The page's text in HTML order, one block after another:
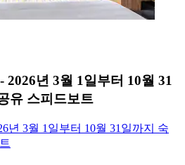
2026년 3월 1일부터 10월 31
유 스피드보트
년 3월 1일부터 10월 31일까지 숙